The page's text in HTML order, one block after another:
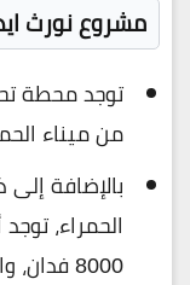
مشروع نورث
توجد محطة
من ميناء
بالإضافة
الحمراء،
8000 فدان، والتي تضم صناعات متعددة.